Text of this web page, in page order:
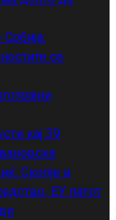
се
кај 39
Скопје и
ЕУ патот